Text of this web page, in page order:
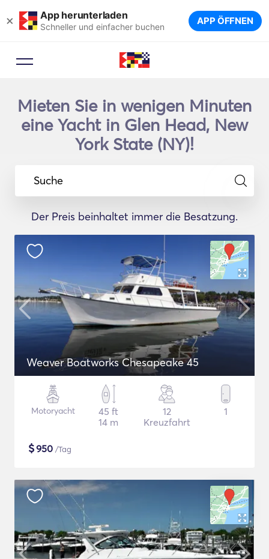
× App herunterladen
Schneller und einfacher buchen APP ÖFFNEN
Mieten Sie in wenigen Minuten
eine Yacht in Glen Head, New
York State (NY)!
Suche
Der Preis beinhaltet immer die Besatzung.
Weaver Boatworks Chesapeake 45
Motoryacht
45 ft
14 m
12
Kreuzfahrt
1
$950 /Tag